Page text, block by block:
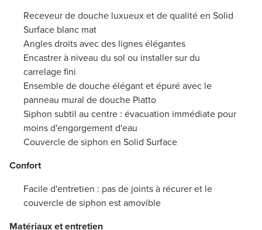
Receveur de douche luxueux et de qualité en Solid
Surface blanc mat
Angles droits avec des lignes élégantes
Encastrer à niveau du sol ou installer sur du
carrelage fini
Ensemble de douche élégant et épuré avec le
panneau mural de douche Piatto
Siphon subtil au centre : évacuation immédiate pour
moins d'engorgement d'eau
Couvercle de siphon en Solid Surface
Confort
Facile d'entretien : pas de joints à récurer et le
couvercle de siphon est amovible
Matériaux et entretien